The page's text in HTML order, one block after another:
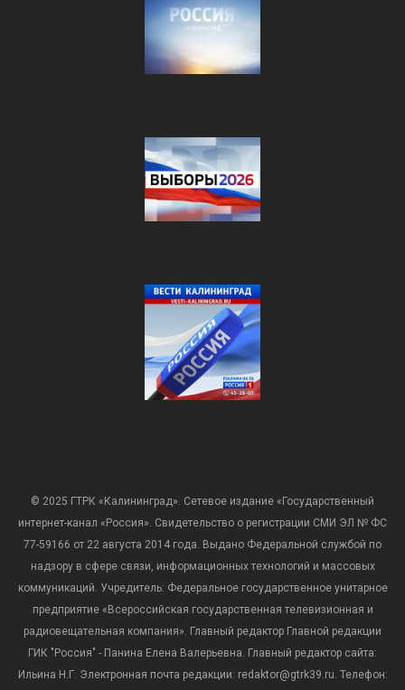
© 2025 ГТРК «Калининград». Сетевое издание «Государственный
интернет-канал «Россия». Свидетельство о регистрации СМИ ЭЛ № ФС
77-59166 от 22 августа 2014 года. Выдано Федеральной службой по
надзору в сфере связи, информационных технологий и массовых
коммуникаций. Учредитель: Федеральное государственное унитарное
предприятие «Всероссийская государственная телевизионная и
радиовещательная компания». Главный редактор Главной редакции
ГИК "Россия" - Панина Елена Валерьевна. Главный редактор сайта:
Ильина Н.Г. Электронная почта редакции: redaktor@gtrk39.ru. Телефон: